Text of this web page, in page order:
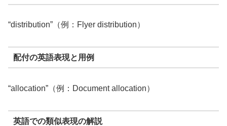
“distribution”（例：Flyer distribution）
配付の英語表現と用例
“allocation”（例：Document allocation）
英語での類似表現の解説